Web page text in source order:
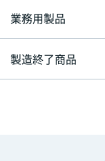
業務用製品
製造終了商品